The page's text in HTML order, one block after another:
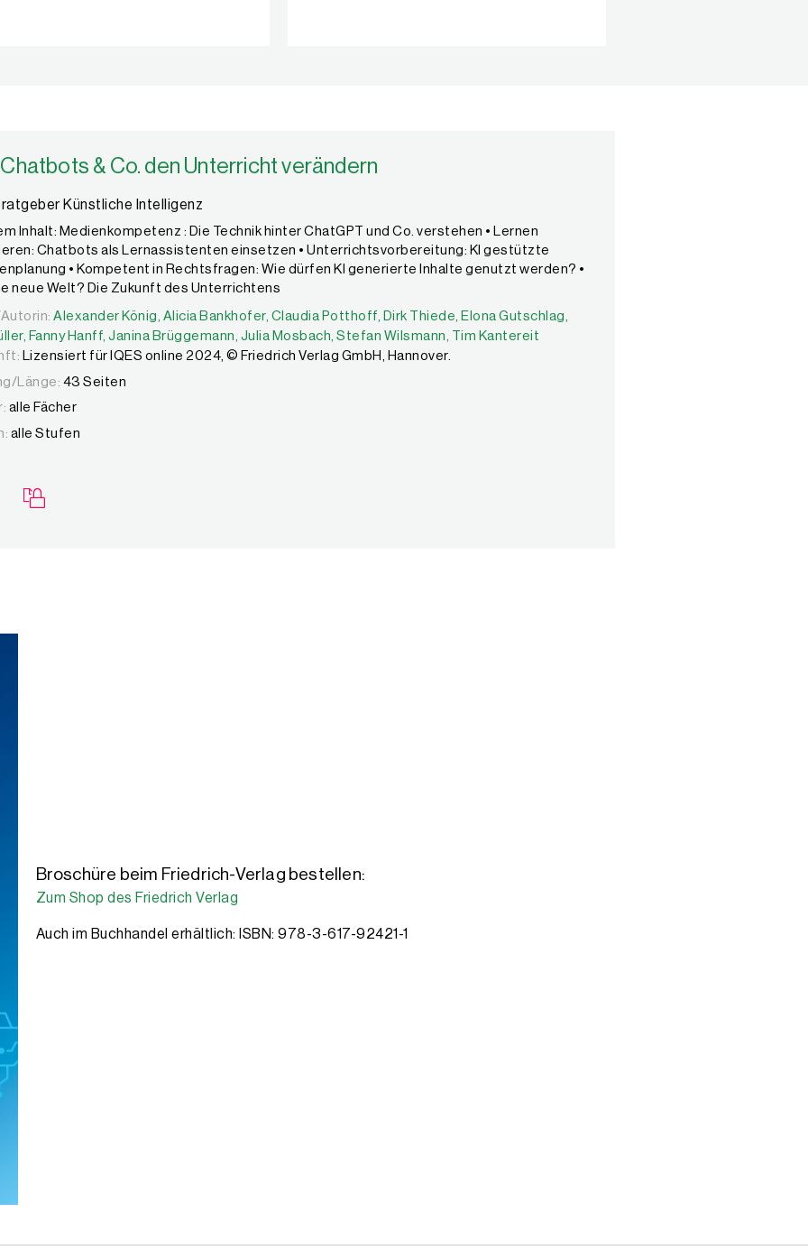
& Co. den Unterricht verändern
Künstliche Intelligenz
Inhalt: Medienkompetenz : Die Technik hinter ChatGPT und Co. verstehen • Lernen
Chatbots als Lernassistenten einsetzen • Unterrichtsvorbereitung: KI gestützte
• Kompetent in Rechtsfragen: Wie dürfen KI generierte Inhalte genutzt werden? •
neue Welt? Die Zukunft des Unterrichtens
Alexander König, Alicia Bankhofer, Claudia Potthoff, Dirk Thiede, Elona Gutschlag,
Alexander König, Alicia Bankhofer, Claudia Potthoff, Dirk Thiede, Elona Gutschlag,
Fanny Hanff,Janina Brüggemann, Julia Mosbach,Stefan Wilsmann,
Tim Kantereit
Lizensiert für IQES online 2024, © Friedrich Verlag GmbH, Hannover.
Länge: 43 Seiten
alle Fächer
alle Stufen
Broschüre beim Friedrich-Verlag bestellen:
Zum Shop des Friedrich Verlag
Auch im Buchhandel erhältlich: ISBN: 978-3-617-92421-1